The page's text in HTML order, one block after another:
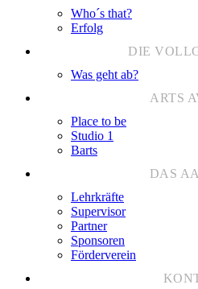
Who´s that?
Erfolg
Was geht ab?
Place to be
Studio 1
Barts
Lehrkräfte
Supervisor
Partner
Sponsoren
Förderverein